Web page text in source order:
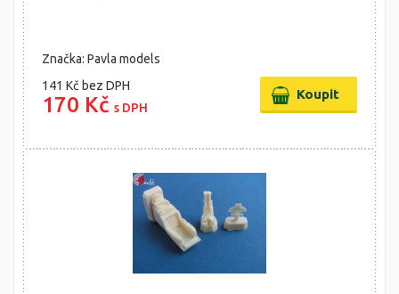
Značka: Pavla models
141 Kč bez DPH
170 Kč s DPH